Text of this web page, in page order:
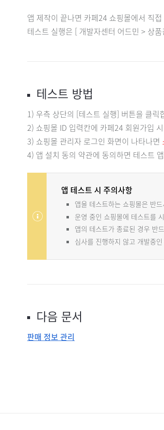
앱 제작이 끝나면 카페24 쇼핑몰에서 직
테스트 실행은 [ 개발자센터 어드민 > 상
테스트 방법
1) 우측 상단의 [테스트 실행] 버튼을 클릭
2) 쇼핑몰 ID 입력칸에 카페24 회원가입
3) 쇼핑몰 관리자 로그인 화면이 나타나면
4) 앱 설치 동의 약관에 동의하면 테스트
앱 테스트 시 주의사항
앱을 테스트하는 쇼핑몰은 반
운영 중인 쇼핑몰에 테스트를
앱의 테스트가 종료된 경우 반
심사를 진행하지 않고 개발중
다음 문서
판매 정보 관리